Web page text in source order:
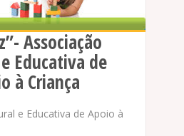
Associação
Educativa de
à Criança
e Educativa de Apoio à